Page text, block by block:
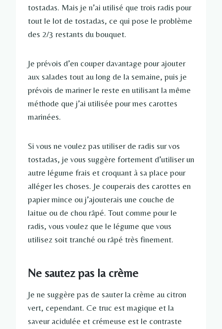
tostadas. Mais je n’ai utilisé que trois radis pour
tout le lot de tostadas, ce qui pose le problème
des 2/3 restants du bouquet.
Je prévois d’en couper davantage pour ajouter
aux salades tout au long de la semaine, puis je
prévois de mariner le reste en utilisant la même
méthode que j’ai utilisée pour mes carottes
marinées.
Si vous ne voulez pas utiliser de radis sur vos
tostadas, je vous suggère fortement d’utiliser un
autre légume frais et croquant à sa place pour
alléger les choses. Je couperais des carottes en
papier mince ou j’ajouterais une couche de
laitue ou de chou râpé. Tout comme pour le
radis, vous voulez que le légume que vous
utilisez soit tranché ou râpé très finement.
Ne sautez pas la crème
Je ne suggère pas de sauter la crème au citron
vert, cependant. Ce truc est magique et la
saveur acidulée et crémeuse est le contraste